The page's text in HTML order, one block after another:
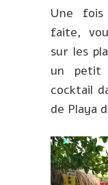
Une
faite,
sur les
un petit
cocktail
de Playa